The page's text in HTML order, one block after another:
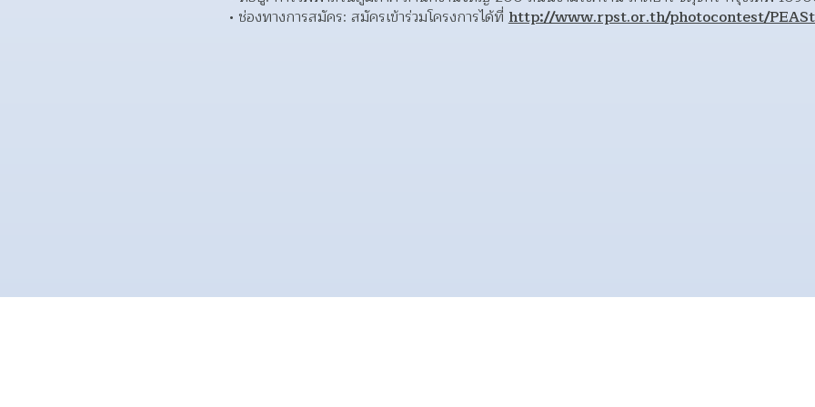
ช่องทางการสมัคร: สมัครเข้าร่วมโครงการได้ที่ http://www.rpst.or.th/photocontest/